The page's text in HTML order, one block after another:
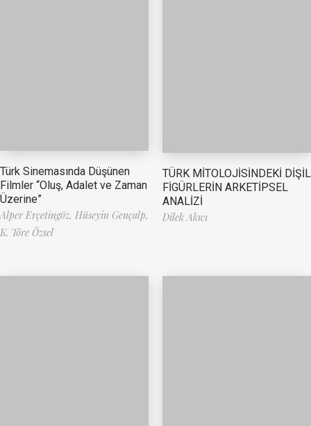
Türk Sinemasında Düşünen
Filmler “Oluş, Adalet ve Zaman
Üzerine”
Alper Erçetingöz, Hüseyin Gençalp,
K. Töre Özsel
TÜRK MİTOLOJİSİNDEKİ DİŞİL
FİGÜRLERİN ARKETİPSEL
ANALİZİ
Dilek Akıcı